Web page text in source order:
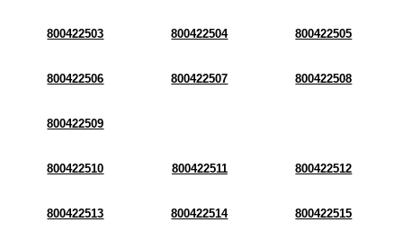
800422503 800422504 800422505
800422506 800422507 800422508
800422509
800422510 800422511 800422512
800422513 800422514 800422515